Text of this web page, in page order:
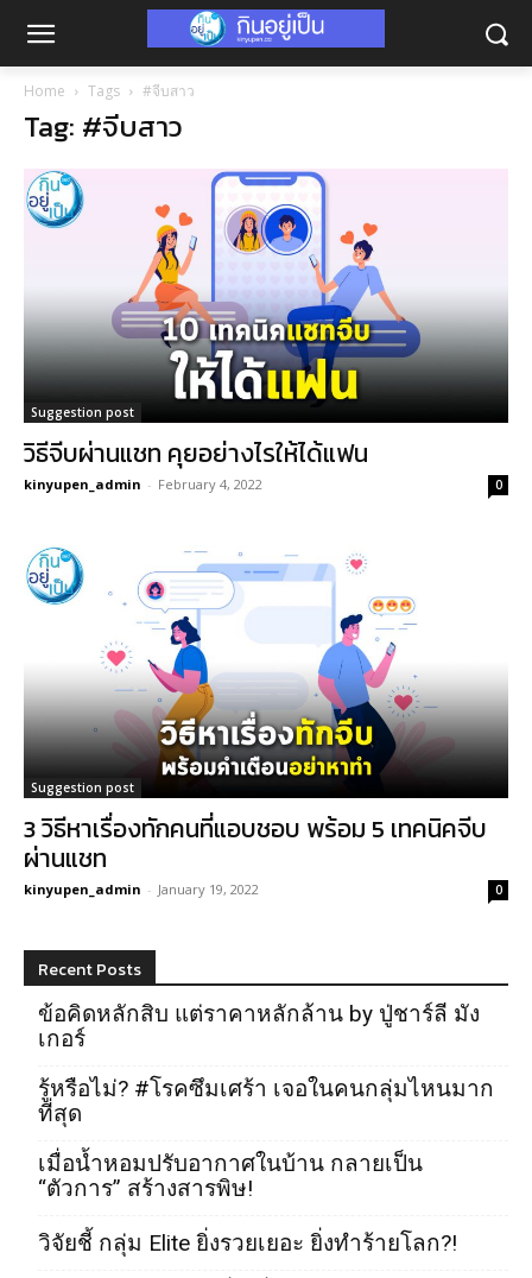
Home Tags #จีบสาว
Tag: #จีบสาว
Suggestion post
วิธีจีบผ่านแชท คุยอย่างไรให้ได้แฟน
kinyupen_admin - February 4, 2022 0
Suggestion post
3 วิธีหาเรื่องทักคนที่แอบชอบ พร้อม 5 เทคนิคจีบ
ผ่านแชท
kinyupen_admin - January 19, 2022 0
Recent Posts
ข้อคิดหลักสิบ แต่ราคาหลักล้าน by ปู่ชาร์ลี มัง
เกอร์
รู้หรือไม่? #โรคซึมเศร้า เจอในคนกลุ่มไหนมาก
ที่สุด
เมื่อน้ำหอมปรับอากาศในบ้าน กลายเป็น
“ตัวการ” สร้างสารพิษ!
วิจัยชี้ กลุ่ม Elite ยิ่งรวยเยอะ ยิ่งทำร้ายโลก?!